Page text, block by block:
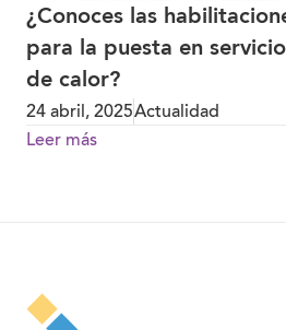
¿Conoces las
para la puesta en
de calor?
24 abril, 2025Actualidad
Leer más